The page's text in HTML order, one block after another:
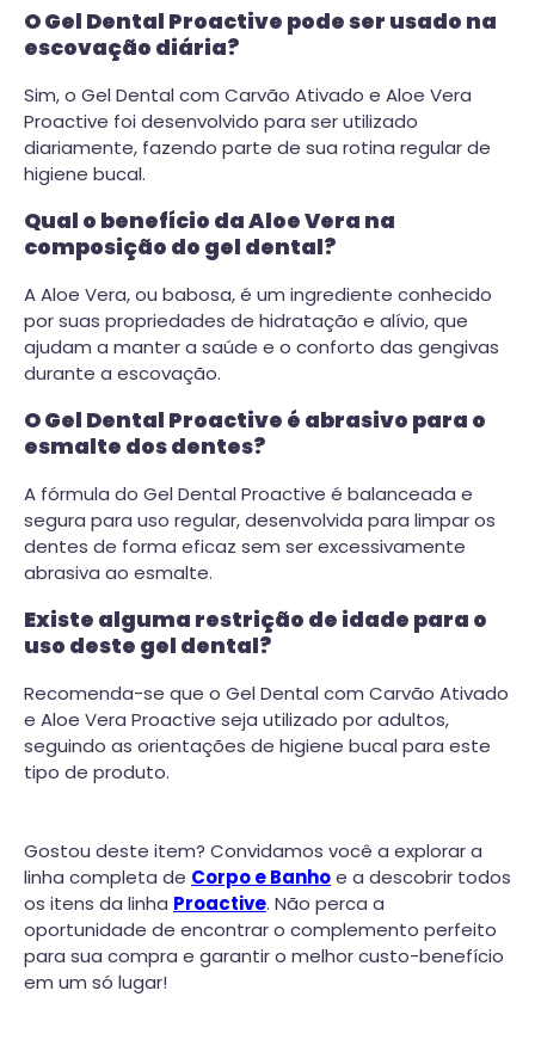
O Gel Dental Proactive pode ser usado na
escovação diária?
Sim, o Gel Dental com Carvão Ativado e Aloe Vera
Proactive foi desenvolvido para ser utilizado
diariamente, fazendo parte de sua rotina regular de
higiene bucal.
Qual o benefício da Aloe Vera na
composição do gel dental?
A Aloe Vera, ou babosa, é um ingrediente conhecido
por suas propriedades de hidratação e alívio, que
ajudam a manter a saúde e o conforto das gengivas
durante a escovação.
O Gel Dental Proactive é abrasivo para o
esmalte dos dentes?
A fórmula do Gel Dental Proactive é balanceada e
segura para uso regular, desenvolvida para limpar os
dentes de forma eficaz sem ser excessivamente
abrasiva ao esmalte.
Existe alguma restrição de idade para o
uso deste gel dental?
Recomenda-se que o Gel Dental com Carvão Ativado
e Aloe Vera Proactive seja utilizado por adultos,
seguindo as orientações de higiene bucal para este
tipo de produto.
Gostou deste item? Convidamos você a explorar a
linha completa de Corpo e Banhoe a descobrir todos
os itens da linha Proactive. Não perca a
oportunidade de encontrar o complemento perfeito
para sua compra e garantir o melhor custo-benefício
em um só lugar!